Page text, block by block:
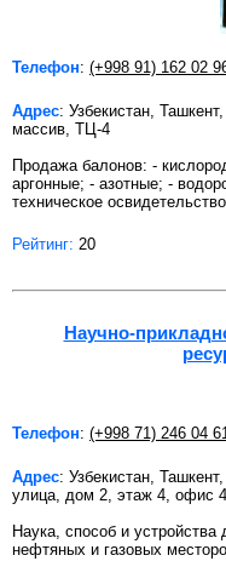
Телефон: (+998 91) 162 02
Адрес: Узбекистан,
массив, ТЦ-4
Продажа балонов: -
аргонные; - азотные; -
техническое
Рейтинг: 20
Научно-
Телефон: (+998 71) 246 04
Адрес: Узбекистан,
улица, дом 2, этаж 4, офис
Наука, способ и устройства
нефтяных и газовых